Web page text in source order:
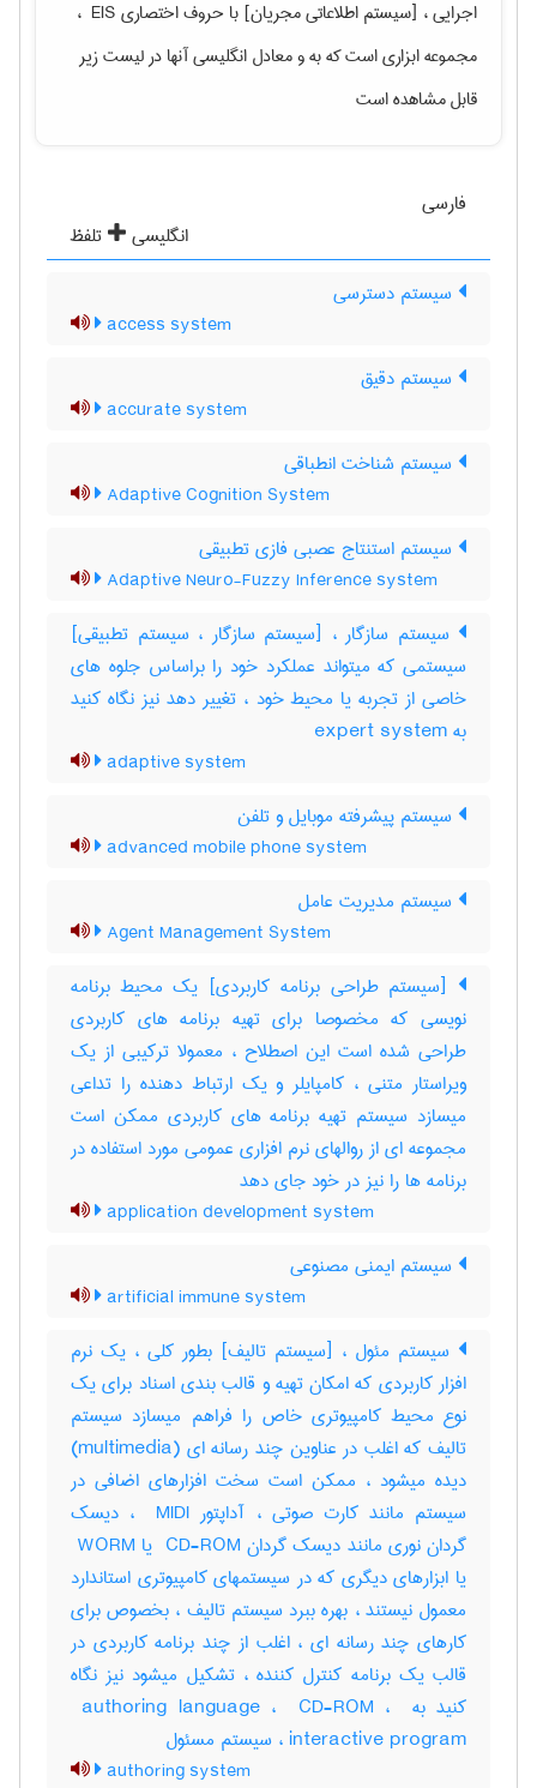
اجرایی ، [سیستم اطلاعاتی مجریان] با حروف اختصاری ‎ EIS ،
مجموعه ابزاری است که بهو معادل انگلیسی آنها در لیست زیر
قابل مشاهده است
فارسی
انگلیسی
تلفظ
سیستم دسترسی
access system
سیستم دقیق
accurate system
سیستم شناخت انطباقی
Adaptive Cognition System
سیستم استنتاج عصبی فازی تطبیقی
Adaptive Neuro-Fuzzy Inference system
سیستم سازگار ، [سیستم سازگار ، سیستم تطبیقی]
سیستمی که میتواند عملکرد خود را براساس جلوه های
خاصی از تجربه یا محیط خود ، تغییر دهد نیز نگاه کنید
به ‎ expert system
adaptive system
سیستم پیشرفته موبایل و تلفن
advanced mobile phone system
سیستم مدیریت عامل
Agent Management System
[سیستم طراحی برنامه کاربردی] یک محیط برنامه
نویسی که مخصوصا برای تهیه برنامه های کاربردی
طراحی شده است این اصطلاح ، معمولا ترکیبی از یک
ویراستار متنی ، کامپایلر و یک ارتباط دهنده را تداعی
میسازد سیستم تهیه برنامه های کاربردی ممکن است
مجموعه ای از روالهای نرم افزاری عمومی مورد استفاده در
برنامه ها را نیز در خود جای دهد
application development system
سیستم ایمنی مصنوعی
artificial immune system
سیستم مئول ، [سیستم تالیف] بطور کلی ، یک نرم
افزار کاربردی که امکان تهیه و قالب بندی اسناد برای یک
نوع محیط کامپیوتری خاص را فراهم میسازد سیستم
تالیف که اغلب در عناوین چند رسانه ای (‎multimedia)
دیده میشود ، ممکن است سخت افزارهای اضافی در
سیستم مانند کارت صوتی ، آداپتور ‎ MIDI ، دیسک
گردان نوری مانند دیسک گردان ‎ CD-ROM یا ‎ WORM
یا ابزارهای دیگری که در سیستمهای کامپیوتری استاندارد
معمول نیستند ، بهره ببرد سیستم تالیف ، بخصوص برای
کارهای چند رسانه ای ، اغلب از چند برنامه کاربردی در
قالب یک برنامه کنترل کننده ، تشکیل میشود نیز نگاه
کنید به ‎ authoring language ، ‎ CD-ROM ، ‎
interactive program ، سیستم مسئول
authoring system